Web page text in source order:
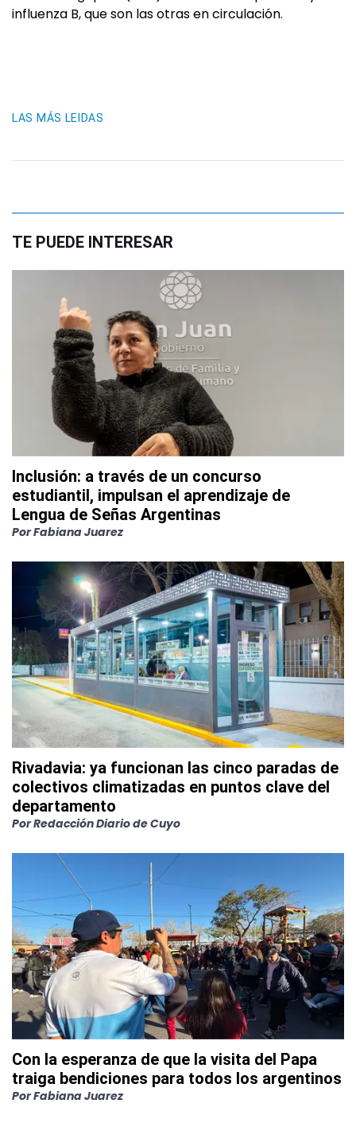
influenza B, que son las otras en circulación.
LAS MÁS LEIDAS
TE PUEDE INTERESAR
Inclusión: a través de un concurso
estudiantil, impulsan el aprendizaje de
Lengua de Señas Argentinas
PorFabiana Juarez
Rivadavia: ya funcionan las cinco paradas de
colectivos climatizadas en puntos clave del
departamento
PorRedacción Diario de Cuyo
Con la esperanza de que la visita del Papa
traiga bendiciones para todos los argentinos
PorFabiana Juarez